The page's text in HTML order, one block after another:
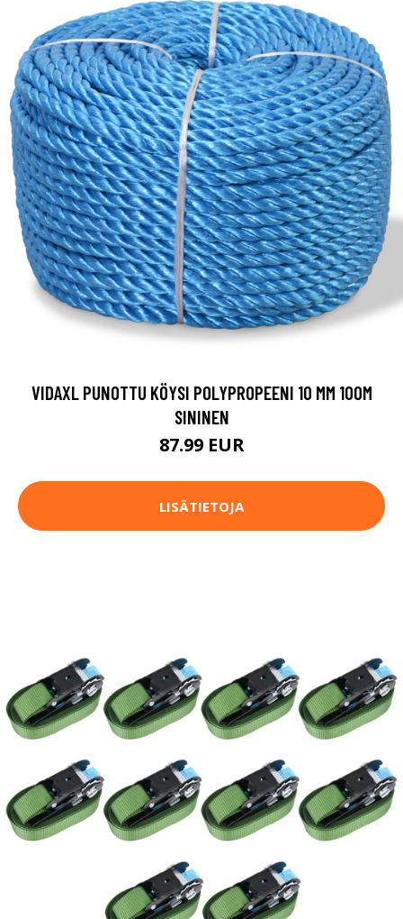
VIDAXL PUNOTTU KÖYSI POLYPROPEENI 10 MM 100M
SININEN
87.99 EUR
LISÄTIETOJA